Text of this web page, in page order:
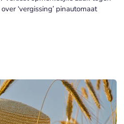
‘vergissing’ pinautomaat